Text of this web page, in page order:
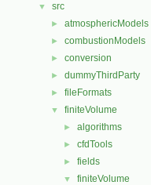
▼ src
► atmosphericModels
► combustionModels
► conversion
► dummyThirdParty
► fileFormats
▼ finiteVolume
► algorithms
► cfdTools
► fields
▼ finiteVolume